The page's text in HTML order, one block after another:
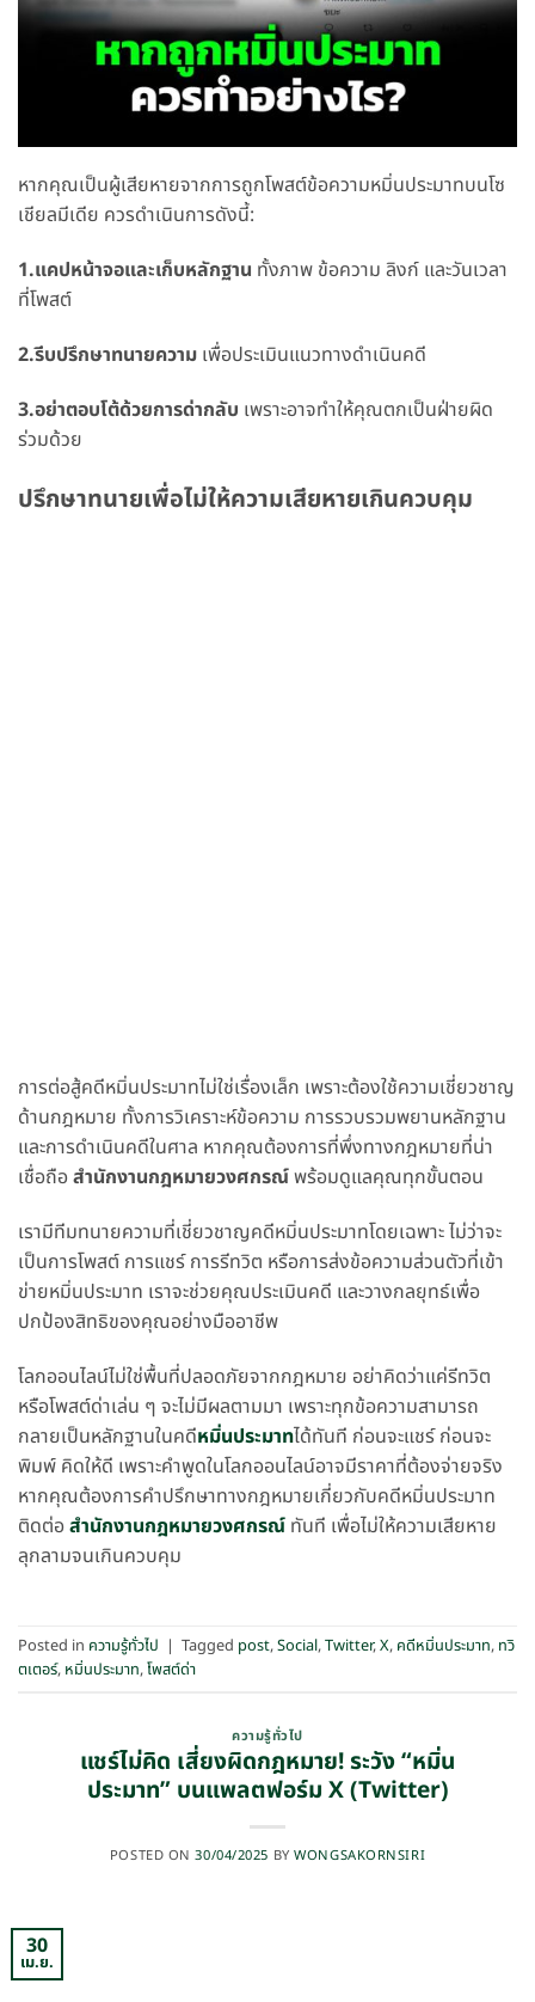
หากคุณเป็นผู้เสียหายจากการถูกโพสต์ข้อความหมิ่นประมาทบนโซ
เชียลมีเดีย ควรดำเนินการดังนี้:
1.แคปหน้าจอและเก็บหลักฐาน ทั้งภาพ ข้อความ ลิงก์ และวันเวลา
ที่โพสต์
2.รีบปรึกษาทนายความ เพื่อประเมินแนวทางดำเนินคดี
3.อย่าตอบโต้ด้วยการด่ากลับ เพราะอาจทำให้คุณตกเป็นฝ่ายผิด
ร่วมด้วย
ปรึกษาทนายเพื่อไม่ให้ความเสียหายเกินควบคุม
การต่อสู้คดีหมิ่นประมาทไม่ใช่เรื่องเล็ก เพราะต้องใช้ความเชี่ยวชาญ
ด้านกฎหมาย ทั้งการวิเคราะห์ข้อความ การรวบรวมพยานหลักฐาน
และการดำเนินคดีในศาล หากคุณต้องการที่พึ่งทางกฎหมายที่น่า
เชื่อถือสำนักงานกฎหมายวงศกรณ์พร้อมดูแลคุณทุกขั้นตอน
เรามีทีมทนายความที่เชี่ยวชาญคดีหมิ่นประมาทโดยเฉพาะ ไม่ว่าจะ
เป็นการโพสต์ การแชร์ การรีทวิต หรือการส่งข้อความส่วนตัวที่เข้า
ข่ายหมิ่นประมาท เราจะช่วยคุณประเมินคดี และวางกลยุทธ์เพื่อ
ปกป้องสิทธิของคุณอย่างมืออาชีพ
โลกออนไลน์ไม่ใช่พื้นที่ปลอดภัยจากกฎหมาย อย่าคิดว่าแค่รีทวิต
หรือโพสต์ด่าเล่น ๆ จะไม่มีผลตามมา เพราะทุกข้อความสามารถ
กลายเป็นหลักฐานในคดีหมิ่นประมาทได้ทันที ก่อนจะแชร์ ก่อนจะ
พิมพ์ คิดให้ดี เพราะคำพูดในโลกออนไลน์อาจมีราคาที่ต้องจ่ายจริง
หากคุณต้องการคำปรึกษาทางกฎหมายเกี่ยวกับคดีหมิ่นประมาท
ติดต่อสำนักงานกฎหมายวงศกรณ์ ทันที เพื่อไม่ให้ความเสียหาย
ลุกลามจนเกินควบคุม
Posted in ความรู้ทั่วไป | Tagged post,Social,Twitter,X, คดีหมิ่นประมาท, ทวิ
ตเตอร์, หมิ่นประมาท,โพสต์ด่า
ความรู้ทั่วไป
แชร์ไม่คิด เสี่ยงผิดกฎหมาย! ระวัง “หมิ่น
ประมาท” บนแพลตฟอร์ม X (Twitter)
POSTED ON30/04/2025 BYWONGSAKORNSIRI
30
เม.ย.